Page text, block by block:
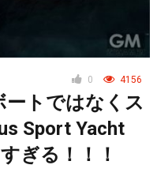
0 4156
トではなくス
Sport Yacht
ぎる！！！